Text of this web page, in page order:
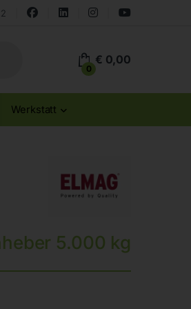
0
€ 0,00
Werkstatt
5.000 kg
Dialog geschlossen. Seine Funktionalität ist